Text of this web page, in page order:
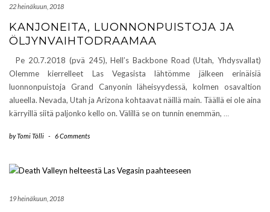
22 heinäkuun, 2018
KANJONEITA, LUONNONPUISTOJA JA
ÖLJYNVAIHTODRAAMAA
Pe 20.7.2018 (pvä 245), Hell’s Backbone Road (Utah, Yhdysvallat)
Olemme kierrelleet Las Vegasista lähtömme jälkeen erinäisiä
luonnonpuistoja Grand Canyonin läheisyydessä, kolmen osavaltion
alueella. Nevada, Utah ja Arizona kohtaavat näillä main. Täällä ei ole aina
kärryillä siitä paljonko kello on. Välillä se on tunnin enemmän, …
byTomi Tölli - 6 Comments
19 heinäkuun, 2018